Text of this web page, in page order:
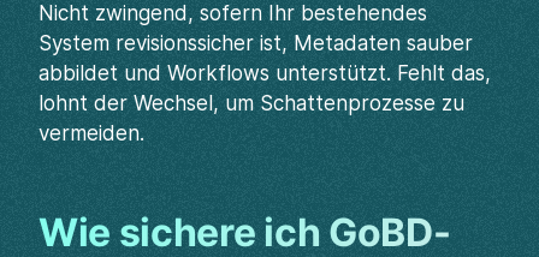
Nicht zwingend, sofern Ihr bestehendes
System revisionssicher ist, Metadaten sauber
abbildet und Workflows unterstützt. Fehlt das,
lohnt der Wechsel, um Schattenprozesse zu
vermeiden.
Wie sichere ich GoBD-